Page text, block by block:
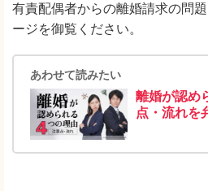
有責配偶者からの離婚請求の問
ージを御覧ください。
あわせて読みたい
離婚が認め
点・流れを